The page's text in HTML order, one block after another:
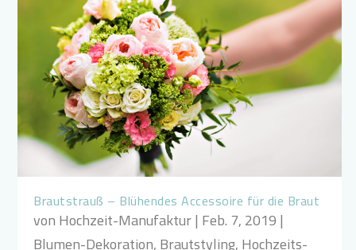
Brautstrauß – Blühendes Accessoire für die Braut
von Hochzeit-Manufaktur| Feb. 7, 2019 |
Blumen-Dekoration, Brautstyling, Hochzeits-